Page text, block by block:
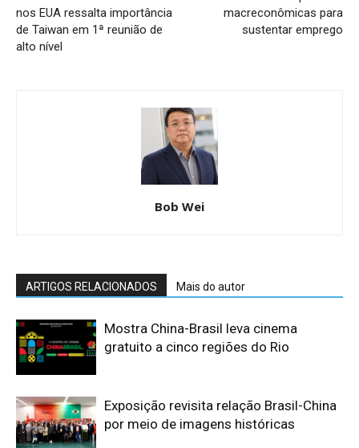
nos EUA ressalta importância
de Taiwan em 1ª reunião de
alto nível
macreconômicas para
sustentar emprego
Bob Wei
ARTIGOS RELACIONADOS Mais do autor
Mostra China-Brasil leva cinema
gratuito a cinco regiões do Rio
Exposição revisita relação Brasil-China
por meio de imagens históricas